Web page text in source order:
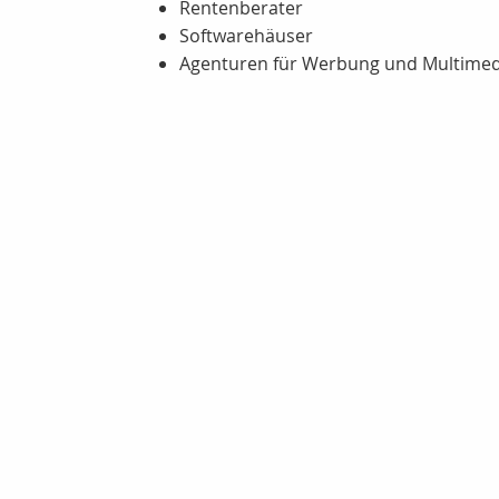
Rentenberater
Softwarehäuser
Agenturen für Werbung und